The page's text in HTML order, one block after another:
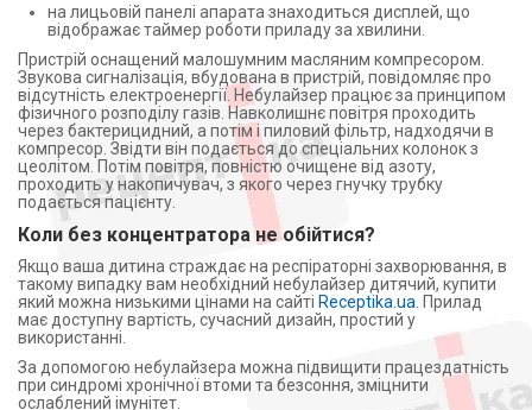
на лицьовій панелі апарата знаходиться дисплей, що
відображає таймер роботи приладу за хвилини.
Пристрій оснащений малошумним масляним компресором.
Звукова сигналізація, вбудована в пристрій, повідомляє про
відсутність електроенергії. Небулайзер працює за принципом
фізичного розподілу газів. Навколишнє повітря проходить
через бактерицидний, а потім і пиловий фільтр, надходячи в
компресор. Звідти він подається до спеціальних колонок з
цеолітом. Потім повітря, повністю очищене від азоту,
проходить у накопичувач, з якого через гнучку трубку
подається пацієнту.
Коли без концентратора не обійтися?
Якщо ваша дитина страждає на респіраторні захворювання, в
такому випадку вам необхідний небулайзер дитячий, купити
який можна низькими цінами на сайті Receptika.ua. Прилад
має доступну вартість, сучасний дизайн, простий у
використанні.
За допомогою небулайзера можна підвищити працездатність
при синдромі хронічної втоми та безсоння, зміцнити
ослаблений імунітет.